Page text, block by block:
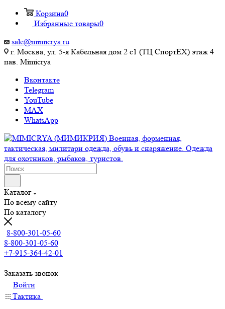
Корзина0
Избранные товары0
sale@mimicrya.ru
г. Москва, ул. 5-я Кабельная дом 2 с1 (ТЦ СпортEX) этаж 4
пав. Mimicrya
Вконтакте
Telegram
YouTube
MAX
WhatsApp
Каталог
По всему сайту
По каталогу
8-800-301-05-60
8-800-301-05-60
+7-915-364-42-01
Заказать звонок
Войти
Тактика